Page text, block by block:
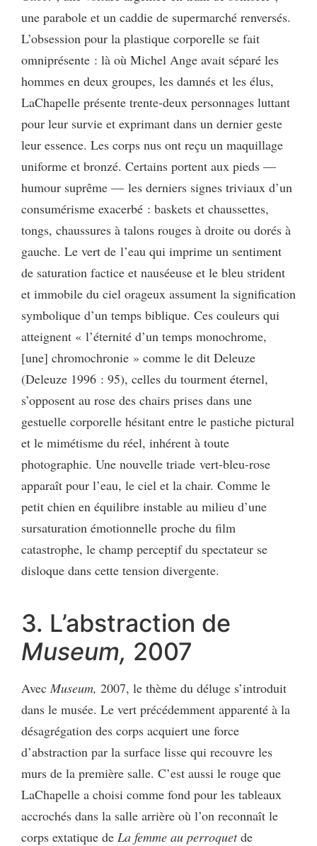
une parabole et un caddie de supermarché renversés.
L’obsession pour la plastique corporelle se fait
omniprésente : là où Michel Ange avait séparé les
hommes en deux groupes, les damnés et les élus,
LaChapelle présente trente-deux personnages luttant
pour leur survie et exprimant dans un dernier geste
leur essence. Les corps nus ont reçu un maquillage
uniforme et bronzé. Certains portent aux pieds —
humour suprême — les derniers signes triviaux d’un
consumérisme exacerbé : baskets et chaussettes,
tongs, chaussures à talons rouges à droite ou dorés à
gauche. Le vert de l’eau qui imprime un sentiment
de saturation factice et nauséeuse et le bleu strident
et immobile du ciel orageux assument la signification
symbolique d’un temps biblique. Ces couleurs qui
atteignent « l’éternité d’un temps monochrome,
[une] chromochronie » comme le dit Deleuze
(Deleuze 1996 : 95), celles du tourment éternel,
s’opposent au rose des chairs prises dans une
gestuelle corporelle hésitant entre le pastiche pictural
et le mimétisme du réel, inhérent à toute
photographie. Une nouvelle triade vert-bleu-rose
apparaît pour l’eau, le ciel et la chair. Comme le
petit chien en équilibre instable au milieu d’une
sursaturation émotionnelle proche du film
catastrophe, le champ perceptif du spectateur se
disloque dans cette tension divergente.
3. L’abstraction de
Museum, 2007
Avec Museum, 2007, le thème du déluge s’introduit
dans le musée. Le vert précédemment apparenté à la
désagrégation des corps acquiert une force
d’abstraction par la surface lisse qui recouvre les
murs de la première salle. C’est aussi le rouge que
LaChapelle a choisi comme fond pour les tableaux
accrochés dans la salle arrière où l’on reconnaît le
corps extatique de La femme au perroquetde